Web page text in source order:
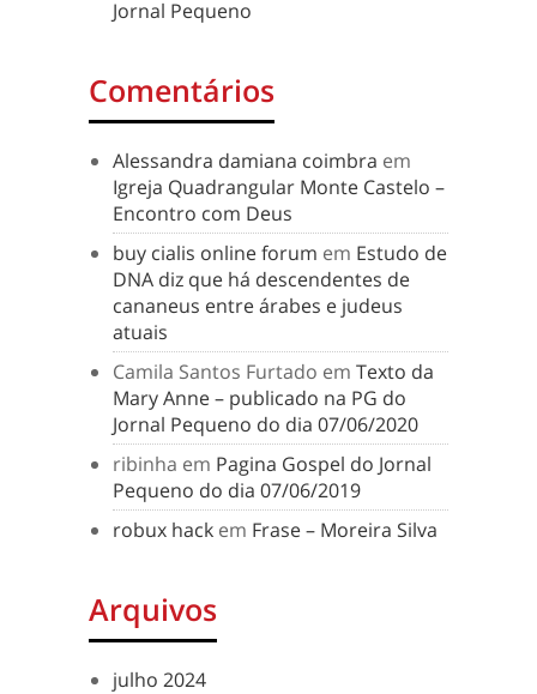
Jornal Pequeno
Comentários
Alessandra damiana coimbra em
Igreja Quadrangular Monte Castelo –
Encontro com Deus
buy cialis online forum em Estudo de
DNA diz que há descendentes de
cananeus entre árabes e judeus
atuais
Camila Santos Furtado em Texto da
Mary Anne – publicado na PG do
Jornal Pequeno do dia 07/06/2020
ribinha em Pagina Gospel do Jornal
Pequeno do dia 07/06/2019
robux hack em Frase – Moreira Silva
Arquivos
julho 2024